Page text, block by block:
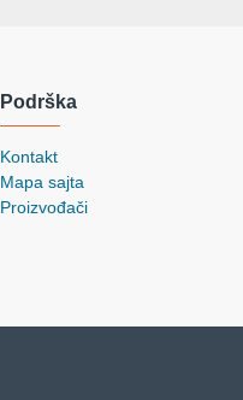
Podrška
Kontakt
Mapa sajta
Proizvođači